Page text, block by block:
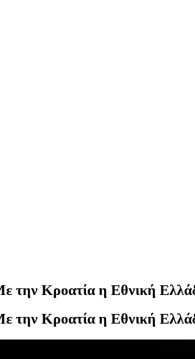
Κροατία η Εθνική
Κροατία η Εθνική